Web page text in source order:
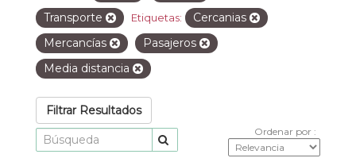
Transporte Etiquetas:
Cercanias
Mercancías
Pasajeros
Media distancia
Filtrar Resultados
Ordenar por